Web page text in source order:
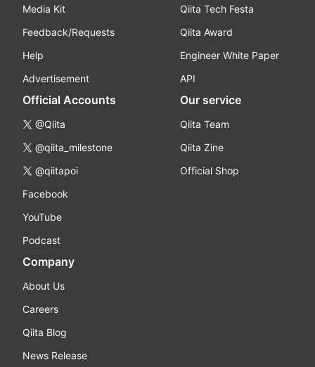
Media Kit
Feedback/Requests
Help
Advertisement
Qiita Tech Festa
Qiita Award
Engineer White Paper
API
Official Accounts
@Qiita
@qiita_milestone
@qiitapoi
Facebook
YouTube
Podcast
Our service
Qiita Team
Qiita Zine
Official Shop
Company
About Us
Careers
Qiita Blog
News Release